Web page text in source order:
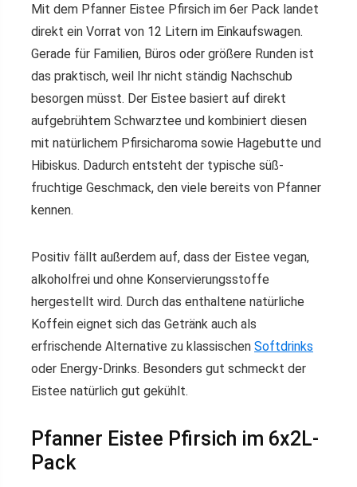
Mit dem Pfanner Eistee Pfirsich im 6er Pack landet
direkt ein Vorrat von 12 Litern im Einkaufswagen.
Gerade für Familien, Büros oder größere Runden ist
das praktisch, weil Ihr nicht ständig Nachschub
besorgen müsst. Der Eistee basiert auf direkt
aufgebrühtem Schwarztee und kombiniert diesen
mit natürlichem Pfirsicharoma sowie Hagebutte und
Hibiskus. Dadurch entsteht der typische süß-
fruchtige Geschmack, den viele bereits von Pfanner
kennen.
Positiv fällt außerdem auf, dass der Eistee vegan,
alkoholfrei und ohne Konservierungsstoffe
hergestellt wird. Durch das enthaltene natürliche
Koffein eignet sich das Getränk auch als
erfrischende Alternative zu klassischen Softdrinks
oder Energy-Drinks. Besonders gut schmeckt der
Eistee natürlich gut gekühlt.
Pfanner Eistee Pfirsich im 6x2L-
Pack